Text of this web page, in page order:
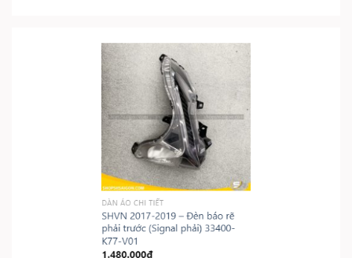
Cho vào giỏ hàng